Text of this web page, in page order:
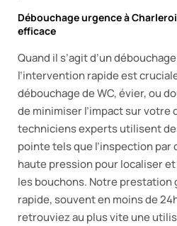
Débouchage urgence à
efficace
Quand il s’agit d’un
l’intervention rapide est
débouchage de WC, évier, ou
de minimiser l’impact sur votre
techniciens experts utilisent
pointe tels que l’inspection par
haute pression pour localiser
les bouchons. Notre prestation
rapide, souvent en moins de
retrouviez au plus vite une